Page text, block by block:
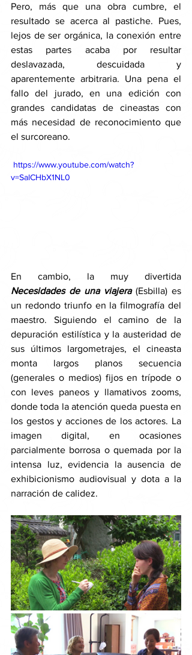
Pero, más que una obra cumbre, el
resultado se acerca al pastiche. Pues,
lejos de ser orgánica, la conexión entre
estas partes acaba por resultar
deslavazada, descuidada y
aparentemente arbitraria. Una pena el
fallo del jurado, en una edición con
grandes candidatas de cineastas con
más necesidad de reconocimiento que
el surcoreano.
v=SalCHbX1NL0
En cambio,
Necesidades de una viajera (Esbilla) es
un redondo triunfo en la filmografía del
maestro. Siguiendo el camino de la
depuración estilística y la austeridad de
sus últimos largometrajes, el cineasta
monta largos planos secuencia
(generales o medios) fijos en trípode o
con leves paneos y llamativos zooms,
donde toda la atención queda puesta en
los gestos y acciones de los actores. La
imagen digital, en ocasiones
parcialmente borrosa o quemada por la
intensa luz, evidencia la ausencia de
exhibicionismo audiovisual y dota a la
narración de calidez.